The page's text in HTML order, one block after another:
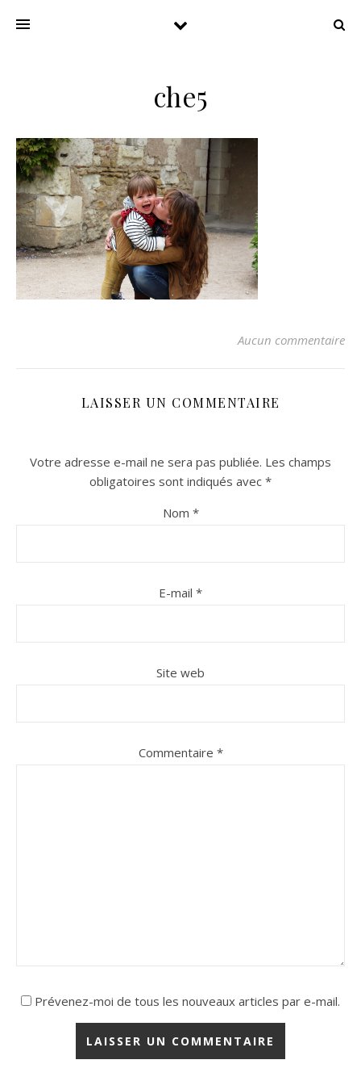
che5
Aucun commentaire
LAISSER UN COMMENTAIRE
Votre adresse e-mail ne sera pas publiée. Les champs
obligatoires sont indiqués avec *
Nom *
E-mail *
Site web
Commentaire *
Prévenez-moi de tous les nouveaux articles par e-mail.